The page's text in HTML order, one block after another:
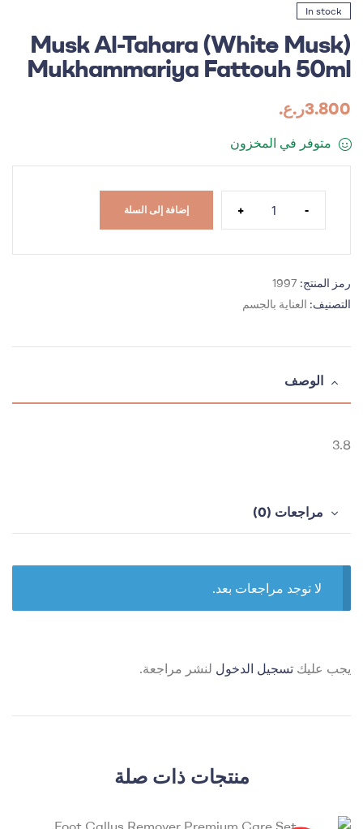
In stock
Musk Al-Tahara (White Musk)
Mukhammariya Fattouh 50ml
3.800ر.ع.
متوفر في المخزون
-
+ إضافة إلى السلة
رمز المنتج: 1997
التصنيف: العناية بالجسم
الوصف
3.8
مراجعات (0)
لا توجد مراجعات بعد.
يجب عليك تسجيل الدخول لنشر مراجعة.
منتجات ذات صلة